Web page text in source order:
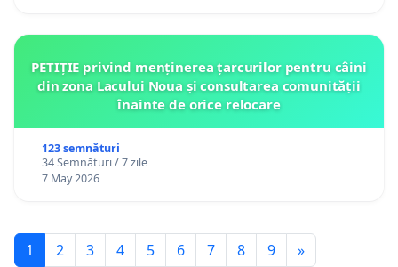
PETIȚIE privind menținerea țarcurilor pentru câini
din zona Lacului Noua și consultarea comunității
înainte de orice relocare
123 semnături
34 Semnături / 7 zile
7 May 2026
1 2 3 4 5 6 7 8 9 »